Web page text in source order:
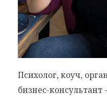
Психолог, коуч,
бизнес-